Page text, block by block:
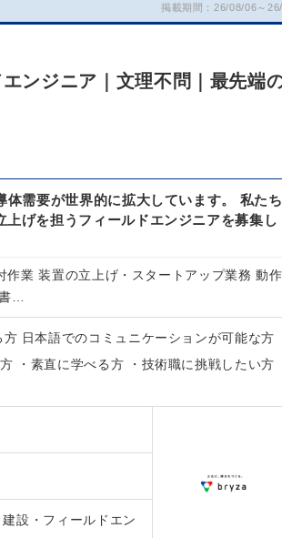
掲載期間：26/08/06～
ンジニア｜文理不問｜最先端
需要が世界的に拡大しています。 私たち
げを担うフィールドエンジニアを募集し
作業 装置の立上げ・スタートアップ業務 動作
…
日本語でのコミュニケーションが可能な方
・素直に学べる方 ・技術職に挑戦したい方
設・フィールドエン